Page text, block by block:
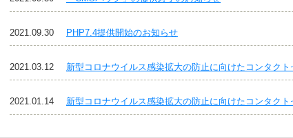
2021.09.30 PHP7.4提供開始のお知らせ
2021.03.12 新型コロナウイルス感染拡大の防止に向けたコンタク
2021.01.14 新型コロナウイルス感染拡大の防止に向けたコンタク